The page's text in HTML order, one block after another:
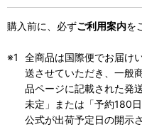
購入前に、必ずご利用案内を
全商品は国際便でお届け
送させていただき、一般
品ページに記載された発
未定」または「予約180
公式が出荷予定日の開示